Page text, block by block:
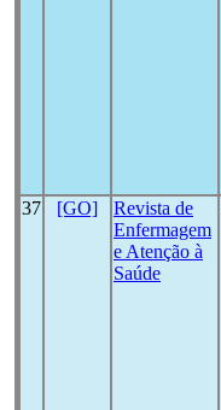
37 [GO]
Revista de
Enfermagem
e Atenção à
Saúde